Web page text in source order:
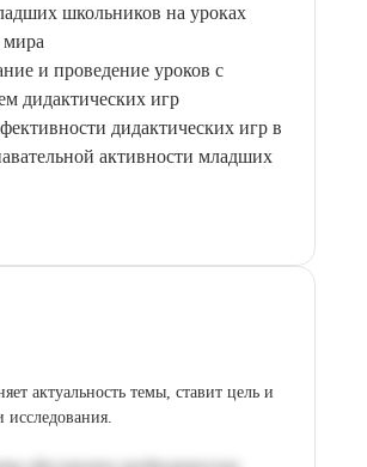
школьников на уроках
и проведение уроков с
дидактических игр
дидактических игр в
активности младших
актуальность темы, ставит цель и
исследования.